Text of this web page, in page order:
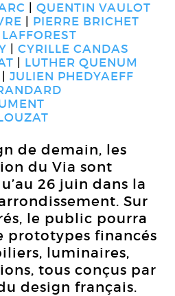
QUENTIN VAULOT
PIERRE BRICHET
CYRILLE CANDAS
LUTHER QUENUM
JULIEN PHEDYAEFF
de demain, les
du Via sont
26 juin dans la
Sur
le public pourra
prototypes financés
luminaires,
tous conçus par
design français.